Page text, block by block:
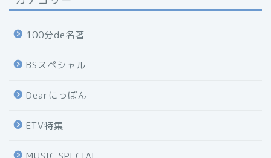
100分de名著
BSスペシャル
Dearにっぽん
ETV特集